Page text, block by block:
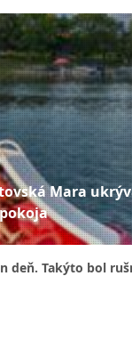
Mara
deň. Takýto bol